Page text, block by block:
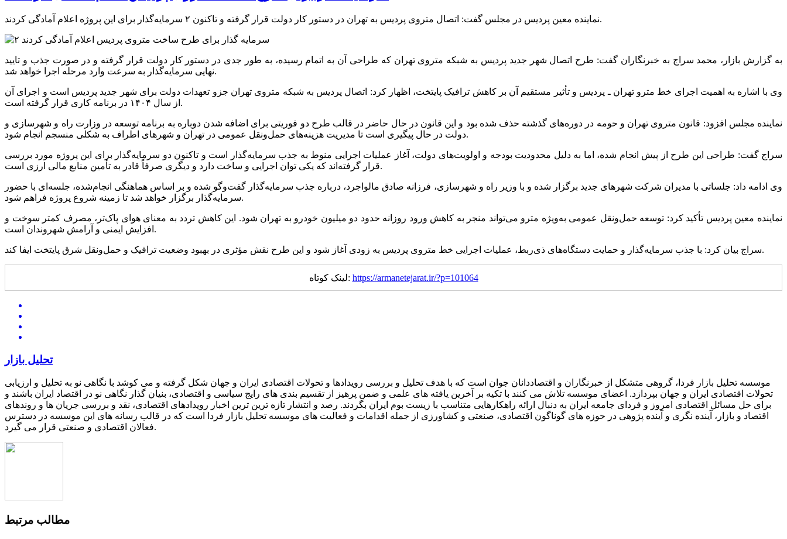
نماینده معین پردیس در مجلس گفت: اتصال متروی پردیس به تهران در دستور کار دولت قرار گرفته و تاکنون ۲ سرمایه‌گذار برای این پروژه اعلام آمادگی کردند.
به گزارش بازار، محمد سراج به خبرنگاران گفت: طرح اتصال شهر جدید پردیس به شبکه متروی تهران که طراحی آن به اتمام رسیده، به طور جدی در دستور کار دولت قرار گرفته و در صورت جذب و تایید
نهایی سرمایه‌گذار به سرعت وارد مرحله اجرا خواهد شد.
وی با اشاره به اهمیت اجرای خط مترو تهران ـ پردیس و تأثیر مستقیم آن بر کاهش ترافیک پایتخت، اظهار کرد: اتصال پردیس به شبکه متروی تهران جزو تعهدات دولت برای شهر جدید پردیس است و اجرای آن
از سال ۱۴۰۴ در برنامه کاری قرار گرفته است.
نماینده مجلس افزود: قانون متروی تهران و حومه در دوره‌های گذشته حذف شده بود و این قانون در حال حاضر در قالب طرح دو فوریتی برای اضافه شدن دوباره به برنامه توسعه در وزارت راه و شهرسازی و
دولت در حال پیگیری است تا مدیریت هزینه‌های حمل‌ونقل عمومی در تهران و شهرهای اطراف به شکلی منسجم انجام شود.
سراج گفت: طراحی این طرح از پیش انجام شده، اما به دلیل محدودیت بودجه و اولویت‌های دولت، آغاز عملیات اجرایی منوط به جذب سرمایه‌گذار است و تاکنون دو سرمایه‌گذار برای این پروژه مورد بررسی
قرار گرفته‌اند که یکی توان اجرایی و ساخت دارد و دیگری صرفاً قادر به تأمین منابع مالی ارزی است.
وی ادامه داد: جلساتی با مدیران شرکت شهرهای جدید برگزار شده و با وزیر راه و شهرسازی، فرزانه صادق مالواجرد، درباره جذب سرمایه‌گذار گفت‌وگو شده و بر اساس هماهنگی انجام‌شده، جلسه‌ای با حضور
سرمایه‌گذار برگزار خواهد شد تا زمینه شروع پروژه فراهم شود.
نماینده معین پردیس تأکید کرد: توسعه حمل‌ونقل عمومی به‌ویژه مترو می‌تواند منجر به کاهش ورود روزانه حدود دو میلیون خودرو به تهران شود. این کاهش تردد به معنای هوای پاک‌تر، مصرف کمتر سوخت و
افزایش ایمنی و آرامش شهروندان است.
سراج بیان کرد: با جذب سرمایه‌گذار و حمایت دستگاه‌های ذی‌ربط، عملیات اجرایی خط متروی پردیس به زودی آغاز شود و این طرح نقش مؤثری در بهبود وضعیت ترافیک و حمل‌ونقل شرق پایتخت ایفا کند.
لینک کوتاه: https://armanetejarat.ir/?p=101064
تحلیل بازار
موسسه تحلیل بازار فردا، گروهی متشکل از خبرنگاران و اقتصاددانان جوان است که با هدف تحلیل و بررسی رویدادها و تحولات اقتصادی ایران و جهان شکل گرفته و می کوشد با نگاهی نو به تحلیل و ارزیابی
تحولات اقتصادی ایران و جهان بپردازد. اعضای موسسه تلاش می کنند با تکیه بر آخرین یافته های علمی و ضمن پرهیز از تقسیم بندی های رایج سیاسی و اقتصادی، بنیان گذار نگاهی نو در اقتصاد ایران باشند و
برای حل مسائل اقتصادی امروز و فردای جامعه ایران به دنبال ارائه راهکارهایی متناسب با زیست بوم ایران بگردند. رصد و انتشار تازه ترین ترین اخبار رویدادهای اقتصادی، نقد و بررسی جریان ها و روندهای
اقتصاد و بازار، آینده نگری و آینده پژوهی در حوزه های گوناگون اقتصادی، صنعتی و کشاورزی از جمله اقدامات و فعالیت های موسسه تحلیل بازار فردا است که در قالب رسانه های این موسسه در دسترس
فعالان اقتصادی و صنعتی قرار می گیرد.
مطالب مرتبط